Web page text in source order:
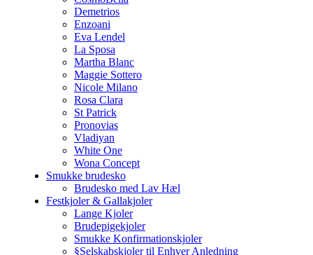
Demetrios
Enzoani
Eva Lendel
La Sposa
Martha Blanc
Maggie Sottero
Nicole Milano
Rosa Clara
St Patrick
Pronovias
Vladiyan
White One
Wona Concept
Smukke brudesko
Brudesko med Lav Hæl
Festkjoler & Gallakjoler
Lange Kjoler
Brudepigekjoler
Smukke Konfirmationskjoler
§Selskabskjoler til Enhver Anledning